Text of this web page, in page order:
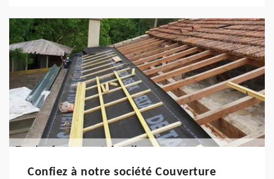
Confiez à notre société Couverture